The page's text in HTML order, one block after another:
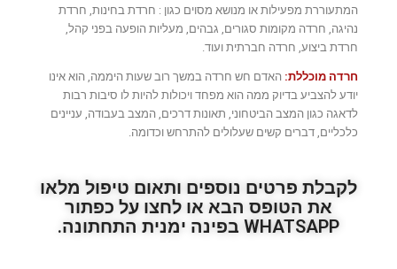
המתעוררת מפעילות או מנושא מסוים כגון : חרדת בחינות, חרדת
נהיגה, חרדה מקומות סגורים, גבהים, מעליות הופעה בפני קהל,
חרדת ביצוע, חרדה חברתית ועוד.
חרדה מוכללת: האדם חש חרדה במשך רוב שעות היממה, הוא אינו
יודע להצביע בדיוק ממה הוא מפחד ויכולות להיות לו סיבות רבות
לדאגה כגון המצב הביטחוני, תאונות דרכים, המצב בעבודה, עניינים
כלכליים, דברים קשים שעלולים להתרחש וכדומה.
לקבלת פרטים נוספים ותאום טיפול מלאו
את הטופס הבא או לחצו על כפתור
WHATSAPP בפינה ימנית התחתונה.